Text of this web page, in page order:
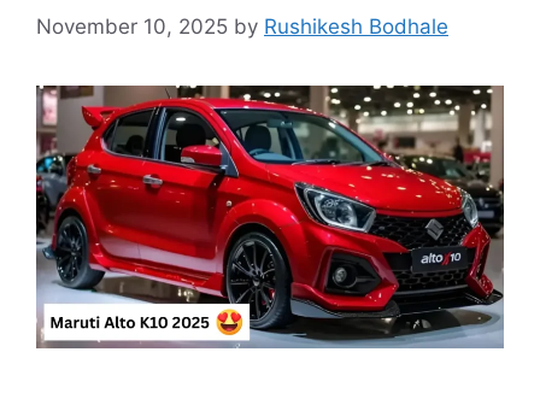
November 10, 2025 by Rushikesh Bodhale